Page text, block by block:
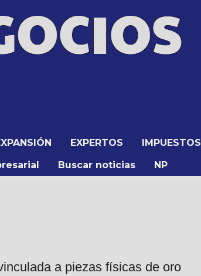
EXPERTOS IMPUESTOS
Buscar noticias NP
a piezas físicas de oro